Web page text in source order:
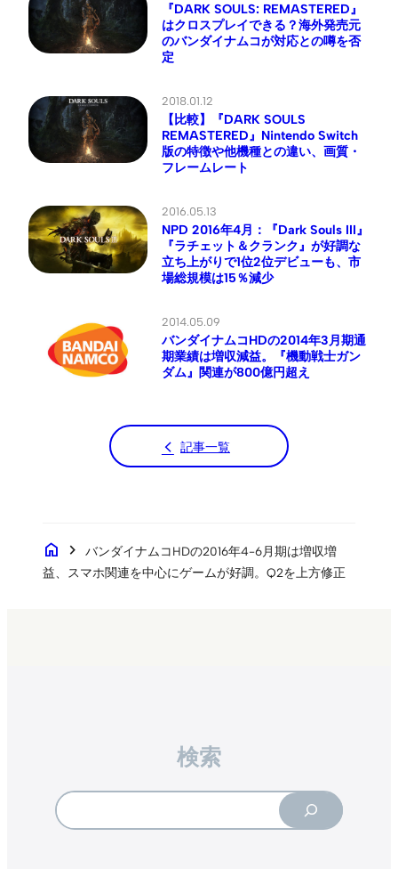
『DARK SOULS: REMASTERED』
はクロスプレイできる？海外発売元
のバンダイナムコが対応との噂を否
定
2018.01.12
【比較】『DARK SOULS
REMASTERED』Nintendo Switch
版の特徴や他機種との違い、画質・
フレームレート
2016.05.13
NPD 2016年4月：『Dark Souls III』
『ラチェット＆クランク』が好調な
立ち上がりで1位2位デビューも、市
場総規模は15％減少
2014.05.09
バンダイナムコHDの2014年3月期通
期業績は増収減益。『機動戦士ガン
ダム』関連が800億円超え
記事一覧
home chevron_right
バンダイナムコHDの2016年4-6月期は増収増
益、スマホ関連を中心にゲームが好調。Q2を上方修正
検索